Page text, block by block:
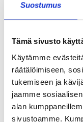
Suostumus
Tämä sivusto
Käytämme
räätälöimiseen,
tukemiseen ja
jaamme
alan
sivustoamme.
JÄSENEN
RISTKARI